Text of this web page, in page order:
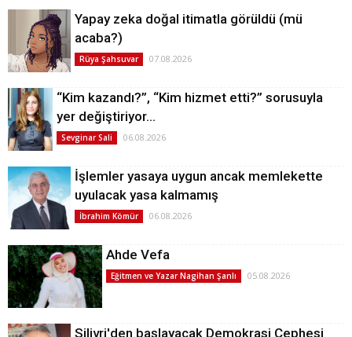
Yapay zeka doğal itimatla görüldü (mü
acaba?)
Rüya Şahsuvar 07.08.2026
“Kim kazandı?”, “Kim hizmet etti?” sorusuyla
yer değiştiriyor…
Sevginar Sali 06.08.2026
İşlemler yasaya uygun ancak memlekette
uyulacak yasa kalmamış
İbrahim Kömür 06.08.2026
Ahde Vefa
Eğitmen ve Yazar Nagihan Şanlı 05.08.2026
Silivri'den başlayacak Demokrasi Cephesi